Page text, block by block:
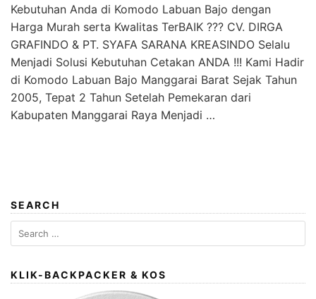
Kebutuhan Anda di Komodo Labuan Bajo dengan
Harga Murah serta Kwalitas TerBAIK ??? CV. DIRGA
GRAFINDO & PT. SYAFA SARANA KREASINDO Selalu
Menjadi Solusi Kebutuhan Cetakan ANDA !!! Kami Hadir
di Komodo Labuan Bajo Manggarai Barat Sejak Tahun
2005, Tepat 2 Tahun Setelah Pemekaran dari
Kabupaten Manggarai Raya Menjadi …
SEARCH
Search
for:
KLIK-BACKPACKER & KOS